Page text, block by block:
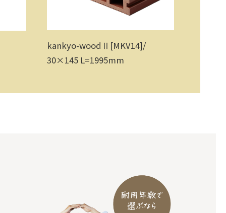
kankyo-woodⅡ[MKV14]/
30×145 L=1995mm